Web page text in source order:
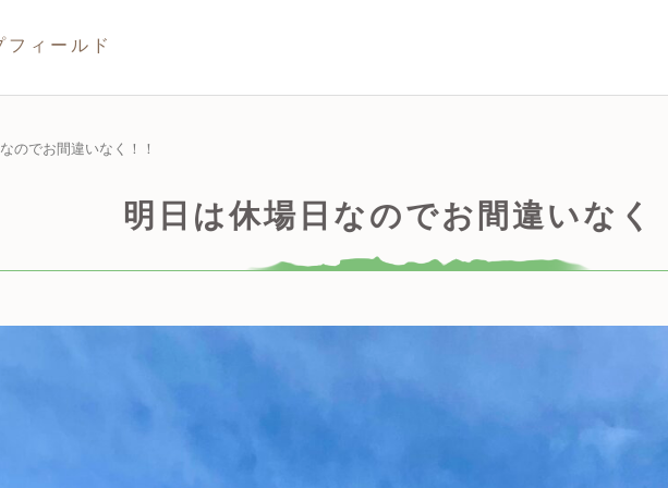
ィールド
のでお間違いなく！！
明日は休場日なのでお間違いなく